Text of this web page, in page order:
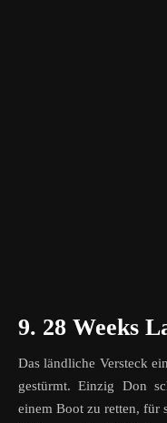
9. 28 Weeks
Das ländliche Versteck
gestürmt. Einzig Don
einem Boot zu retten, für